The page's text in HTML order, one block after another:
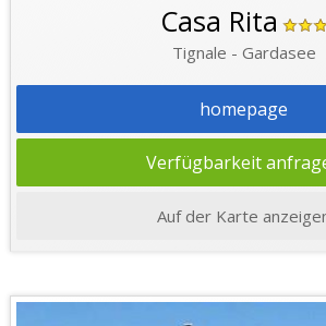
Casa Rita
Tignale - Gardasee
homepage
Verfügbarkeit
Auf der Karte